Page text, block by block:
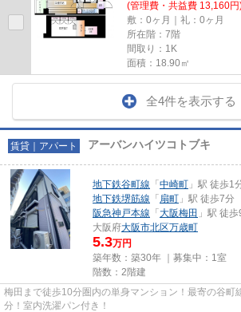
(管理費・共益費 13,160円
敷：0ヶ月｜礼：0ヶ月
所在階：7階
間取り：1K
面積：18.90㎡
全4件を表示する
賃貸｜アパート アーバンハイツコトブキ
地下鉄谷町線 「 中崎町 」駅 徒歩1
地下鉄堺筋線 「 扇町 」駅 徒歩7分
阪急神戸本線 「 大阪梅田 」駅 徒
大阪府大阪市北区万歳町
5.3万円
築年数：築30年 ｜募集中： 1室
階数：2階建
梅田まで徒歩10分圏内の単身マンション！最寄の谷町
分！室内洗濯パン付き！